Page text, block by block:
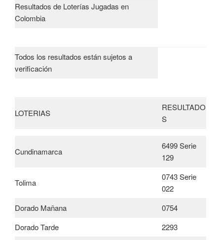
Resultados de Loterías Jugadas en
Colombia
Todos los resultados están sujetos a
verificación
LOTERIAS
RESULTADO
S
Cundinamarca
6499 Serie
129
Tolima
0743 Serie
022
Dorado Mañana
0754
Dorado Tarde
2293